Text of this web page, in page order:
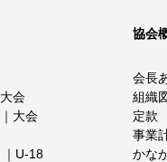
大会
大会
U-18
協会
会長
組織
定款
事業
かな